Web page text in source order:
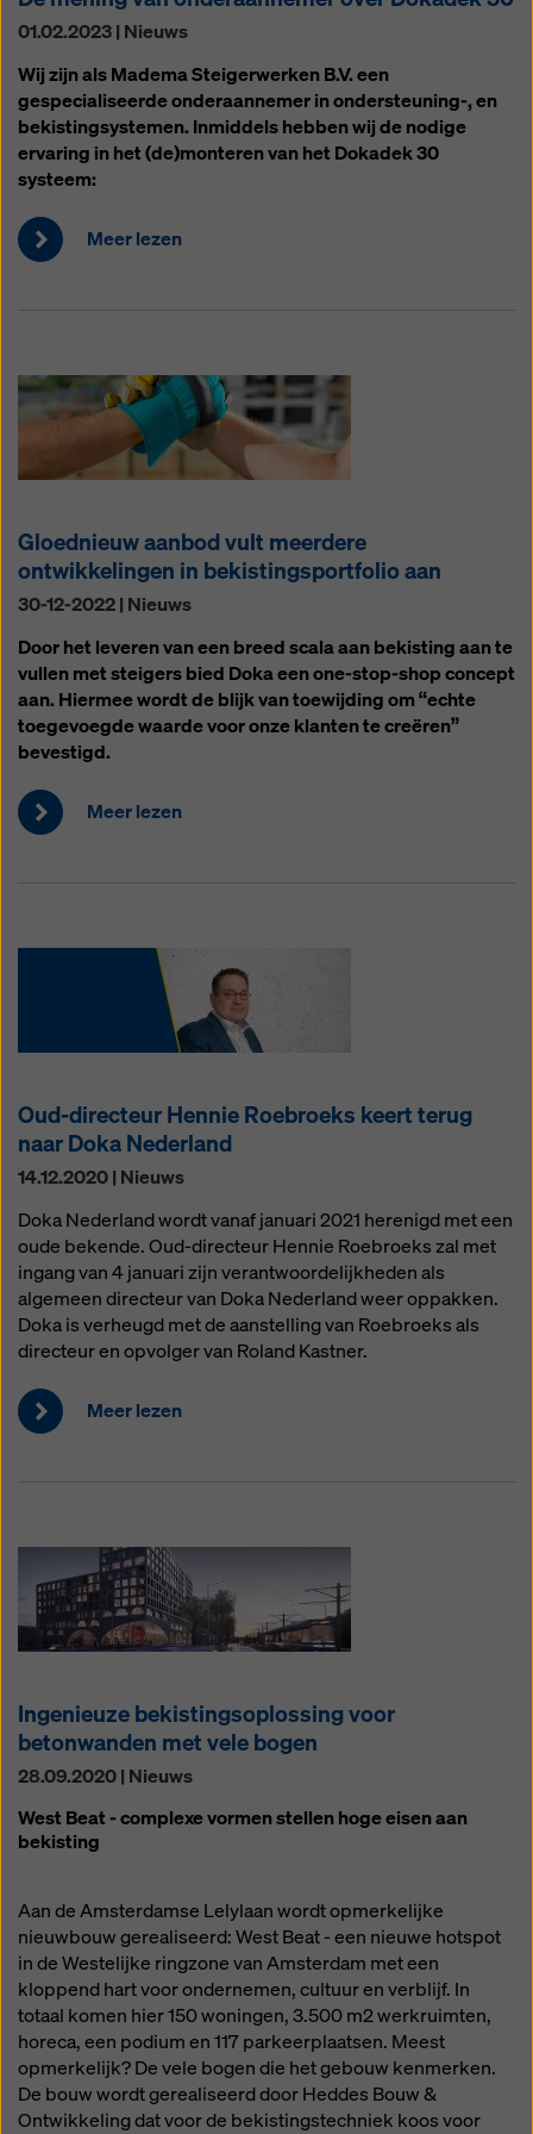
01.02.2023 | Nieuws
Wij zijn als Madema Steigerwerken B.V. een
gespecialiseerde onderaannemer in ondersteuning-, en
bekistingsystemen. Inmiddels hebben wij de nodige
ervaring in het (de)monteren van het Dokadek 30
systeem:
Meer lezen
Gloednieuw aanbod vult meerdere
ontwikkelingen in bekistingsportfolio aan
30-12-2022 | Nieuws
Door het leveren van een breed scala aan bekisting aan te
vullen met steigers bied Doka een one-stop-shop concept
aan. Hiermee wordt de blijk van toewijding om “echte
toegevoegde waarde voor onze klanten te creëren”
bevestigd.
Meer lezen
Oud-directeur Hennie Roebroeks keert terug
naar Doka Nederland
14.12.2020 | Nieuws
Doka Nederland wordt vanaf januari 2021 herenigd met een
oude bekende. Oud-directeur Hennie Roebroeks zal met
ingang van 4 januari zijn verantwoordelijkheden als
algemeen directeur van Doka Nederland weer oppakken.
Doka is verheugd met de aanstelling van Roebroeks als
directeur en opvolger van Roland Kastner.
Meer lezen
Ingenieuze bekistingsoplossing voor
betonwanden met vele bogen
28.09.2020 | Nieuws
West Beat - complexe vormen stellen hoge eisen aan
bekisting
Aan de Amsterdamse Lelylaan wordt opmerkelijke
nieuwbouw gerealiseerd: West Beat - een nieuwe hotspot
in de Westelijke ringzone van Amsterdam met een
kloppend hart voor ondernemen, cultuur en verblijf. In
totaal komen hier 150 woningen, 3.500 m2 werkruimten,
horeca, een podium en 117 parkeerplaatsen. Meest
opmerkelijk? De vele bogen die het gebouw kenmerken.
De bouw wordt gerealiseerd door Heddes Bouw &
Ontwikkeling dat voor de bekistingstechniek koos voor